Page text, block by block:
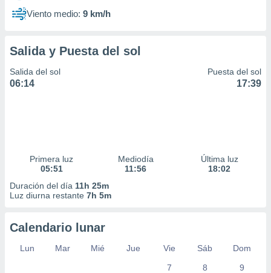
Viento medio: 9 km/h
Salida y Puesta del sol
Salida del sol
06:14
Puesta del sol
17:39
Primera luz
05:51
Mediodía
11:56
Última luz
18:02
Duración del día 11h 25m
Luz diurna restante 7h 5m
Calendario lunar
Lun Mar Mié Jue Vie Sáb
Dom
7
8 9